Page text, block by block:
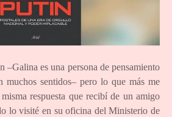
–Galina es una persona de pensamiento
muchos sentidos– pero lo que más me
respuesta que recibí de un amigo
lo visité en su oficina del Ministerio de